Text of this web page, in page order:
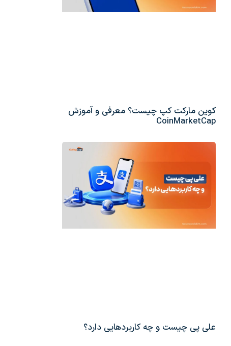
کوین مارکت کپ چیست؟ معرفی و آموزش
CoinMarketCap
علی پی چیست و چه کاربردهایی دارد؟